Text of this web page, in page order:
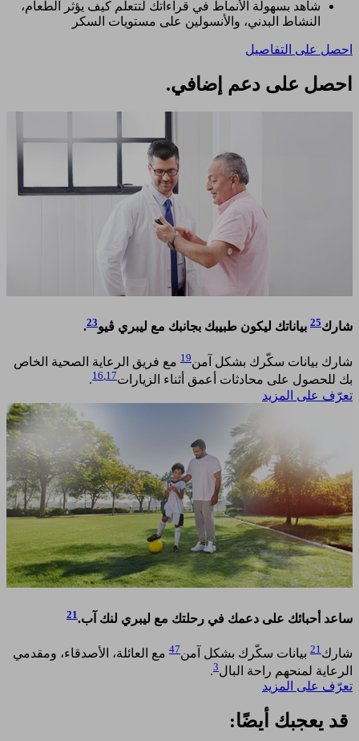
شاهد بسهولة الأنماط في قراءاتك لتتعلم كيف يؤثر الطعام،
النشاط البدني، والأنسولين على مستويات السكر ​
احصل على التفاصيل
احصل على دعم إضافي.​
شارك25 بياناتك ليكون طبيبك بجانبك مع ليبري ڤيو23
. ​
شارك بيانات سكّرك بشكل آمن19 مع فريق الرعاية الصحية الخاص
بك للحصول على محادثات أعمق أثناء الزيارات
16,17
. ​
تعرّف على المزيد
ساعد أحبائك على دعمك في رحلتك مع ليبري لنك آب.21
شارك 21 بيانات سكّرك بشكل آمن47 مع العائلة، الأصدقاء، ومقدمي
الرعاية لمنحهم راحة البال3
.
تعرّف على المزيد
قد يعجبك أيضًا: